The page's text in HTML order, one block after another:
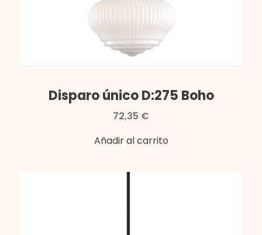
Disparo único D:275 Boho
72,35 €
Añadir al carrito